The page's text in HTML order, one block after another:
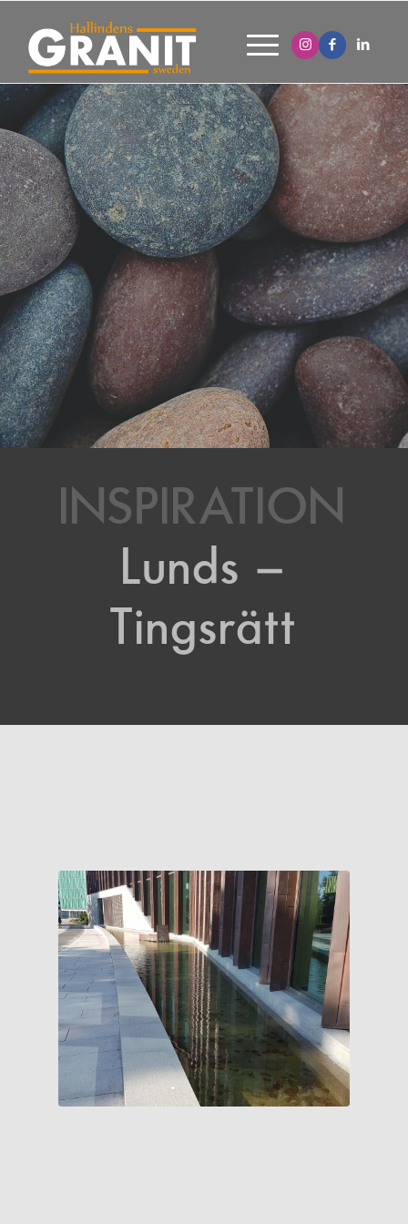
INSPIRATION
Lunds –
Tingsrätt
Hällar/Stensockel– TOSSENE Grå Bohus –
Lunds Tingrätt – Hallindens Granit AB